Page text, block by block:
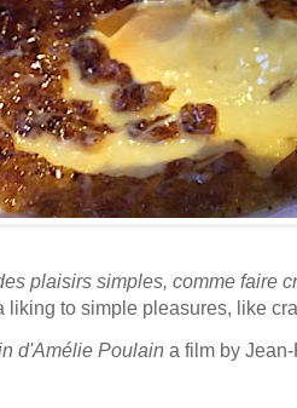
plaisirs simples, comme faire
liking to simple pleasures, like
d'Amélie Poulain a film by